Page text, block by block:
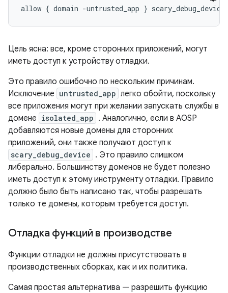
allow { domain -untrusted_app }
Цель ясна: все, кроме сторонних приложений, могут
иметь доступ к устройству отладки.
Это правило ошибочно по нескольким причинам.
Исключение untrusted_app легко обойти, поскольку
все приложения могут при желании запускать службы в
домене isolated_app . Аналогично, если в AOSP
добавляются новые домены для сторонних
приложений, они также получают доступ к
scary_debug_device . Это правило слишком
либерально. Большинству доменов не будет полезно
иметь доступ к этому инструменту отладки. Правило
должно было быть написано так, чтобы разрешать
только те домены, которым требуется доступ.
Отладка функций в производстве
Функции отладки не должны присутствовать в
производственных сборках, как и их политика.
Самая простая альтернатива — разрешить функцию